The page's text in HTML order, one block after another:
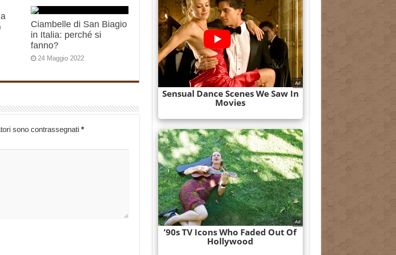
Ciambelle di San Biagio
in Italia: perché si
fanno?
24 Maggio 2022
sono contrassegnati *